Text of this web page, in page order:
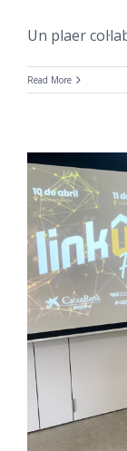
Un plaer
Read More